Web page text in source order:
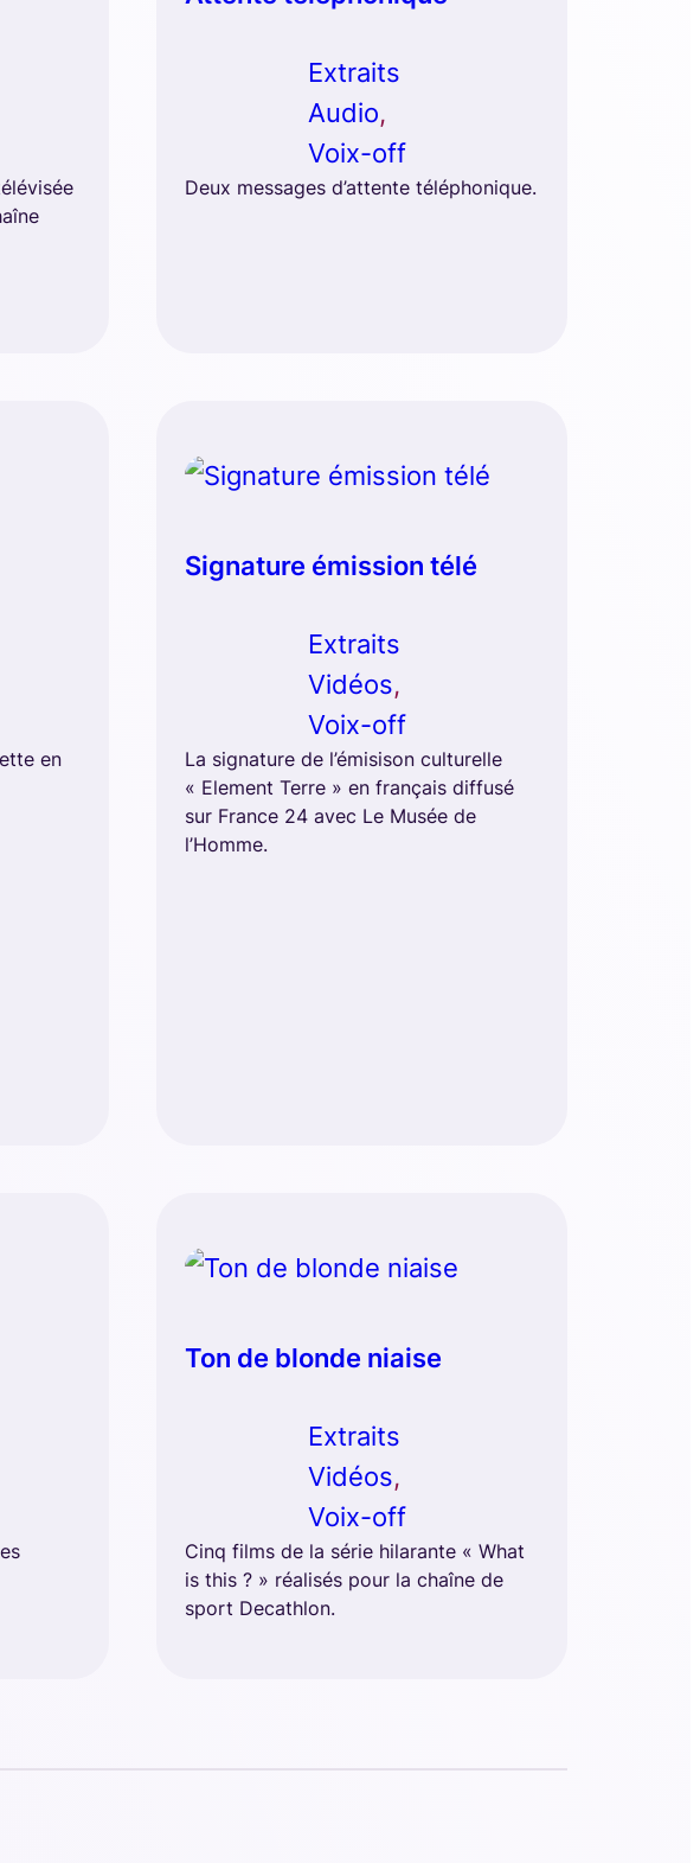
Extraits
Audio
Voix-off
Deux messages d’attente téléphonique.
en
Signature émission télé
Extraits
Vidéos
Voix-off
La signature de l’émisison culturelle
« Element Terre » en français diffusé
sur France 24 avec Le Musée de
l’Homme.
Ton de blonde niaise
Extraits
Vidéos
Voix-off
Cinq films de la série hilarante « What
is this ? » réalisés pour la chaîne de
sport Decathlon.